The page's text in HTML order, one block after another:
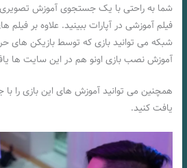
شما به راحتی با یک جستجوی آموزش تصویری
فیلم آموزشی در آپارات ببینید. علاوه بر
شبکه می توانید بازی که توسط بازیکن های
آموزش نصب بازی اونو هم در این سایت ها
یافت کنید.